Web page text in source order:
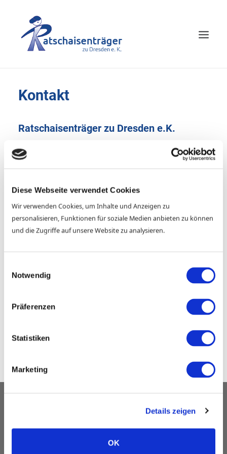
Diese Webseite verwendet Cookies
Wir verwenden Cookies, um Inhalte und Anzeigen zu
personalisieren, Funktionen für soziale Medien anbieten zu können
und die Zugriffe auf unsere Website zu analysieren.
Notwendig
Präferenzen
Statistiken
Marketing
Details zeigen
OK
HOME
GESCHICHTE
Kontakt
Ratschaisenträger zu Dresden e.K.
Am Eiswurmlager 5
01189 Dresden
Fax (03 51) 4 11 63 43
info@ratschaisentraeger.de
Datenschutz